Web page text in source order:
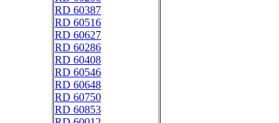
RD 60387
RD 60516
RD 60627
RD 60286
RD 60408
RD 60546
RD 60648
RD 60750
RD 60853